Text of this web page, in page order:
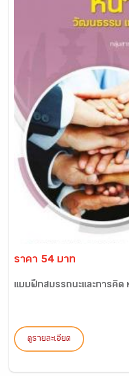
ราคา 54 บาท
แบบฝึกสมรรถนะและการคิด
ดูรายละเอียด